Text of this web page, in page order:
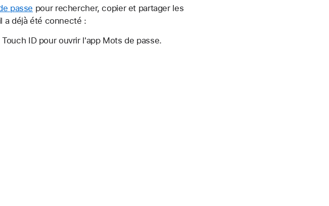
passe pour rechercher, copier et partager les
a déjà été connecté :
ID pour ouvrir l'app Mots de passe.